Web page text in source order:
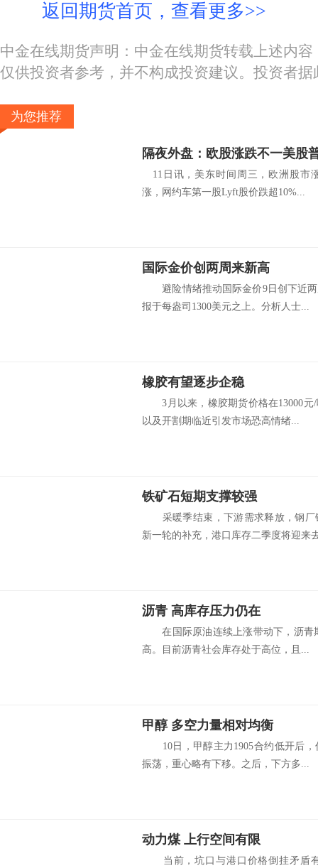
返回期货首页，查看更多>>
中金在线期货声明：中金在线期货转载上述内
仅供投资者参考，并不构成投资建议。投资者
为您推荐
11日讯，美东时间周三，欧洲股市
涨，网约车第一股Lyft股价跌超10%...
国际金价创两周来新高
避险情绪推动国际金价9日创下近两
报于每盎司1300美元之上。分析人士...
橡胶有望逐步企稳
3月以来，橡胶期货价格在13000元/
以及开割期临近引发市场恐高情绪...
铁矿石短期支撑较强
采暖季结束，下游需求释放，钢厂
新一轮的补充，港口库存二季度将迎来
沥青 高库存压力仍在
在国际原油连续上涨带动下，沥青
高。目前沥青社会库存处于高位，且...
甲醇 多空力量相对均衡
10日，甲醇主力1905合约低开后，
振荡，重心略有下移。之后，下方多...
动力煤 上行空间有限
当前，坑口与港口价格倒挂矛盾